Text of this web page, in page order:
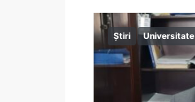
Știri Universitate